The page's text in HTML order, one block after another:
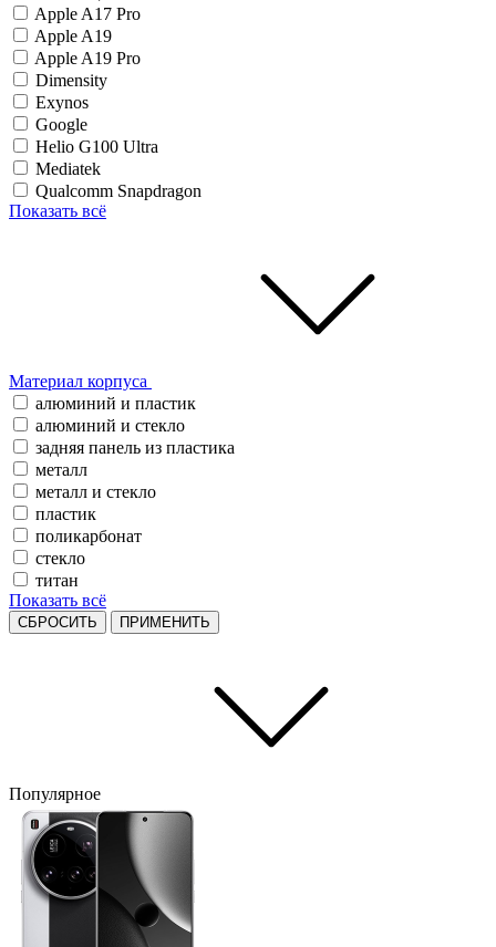
Apple A17 Pro
Apple A19
Apple A19 Pro
Dimensity
Exynos
Google
Helio G100 Ultra
Mediatek
Qualcomm Snapdragon
Показать всё
Материал корпуса
алюминий и пластик
алюминий и стекло
задняя панель из пластика
металл
металл и стекло
пластик
поликарбонат
стекло
титан
Показать всё
СБРОСИТЬ ПРИМЕНИТЬ
Популярное